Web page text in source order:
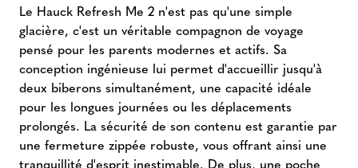
Le Hauck Refresh Me 2 n'est pas qu'une simple
glacière, c'est un véritable compagnon de voyage
pensé pour les parents modernes et actifs. Sa
conception ingénieuse lui permet d'accueillir jusqu'à
deux biberons simultanément, une capacité idéale
pour les longues journées ou les déplacements
prolongés. La sécurité de son contenu est garantie par
une fermeture zippée robuste, vous offrant ainsi une
tranquillité d'esprit inestimable. De plus, une poche